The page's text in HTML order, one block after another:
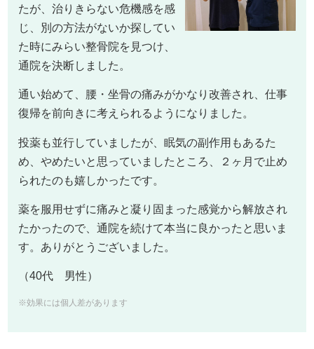
たが、 治りきらない危機感を感
じ、別の方法がないか探してい
た時にみらい整骨院を見つけ、
通院を決断しました。
通い始めて、腰・坐骨の痛みがかなり改善され、仕事
復帰を前向きに考えられるようになりました。
投薬も並行していましたが、眠気の副作用もあるた
め、やめたいと思っていましたところ、２ヶ月で止め
られたのも嬉しかったです。
薬を服用せずに痛みと凝り固まった感覚から解放され
たかったので、通院を続けて本当に良かったと思いま
す。ありがとうございました。
（40代 男性）
※効果には個人差があります